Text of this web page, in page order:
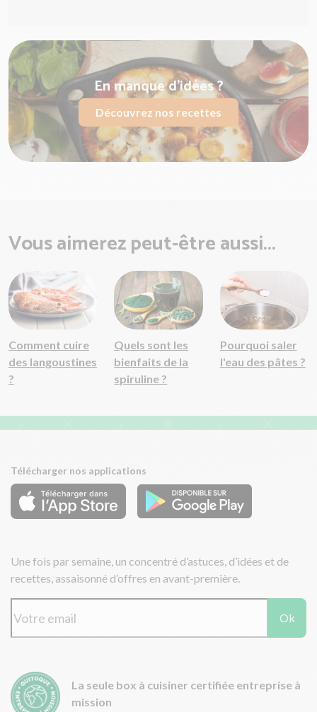
En manque d'idées ?
Découvrez nos recettes
Vous aimerez peut-être aussi...
Comment cuire
des langoustines
?
Quels sont les
bienfaits de la
spiruline ?
Pourquoi saler
l'eau des pâtes ?
Télécharger nos applications
Une fois par semaine, un concentré d’astuces, d’idées et de
recettes, assaisonné d’offres en avant-première.
Ok
La seule box à cuisiner certifiée entreprise à
mission